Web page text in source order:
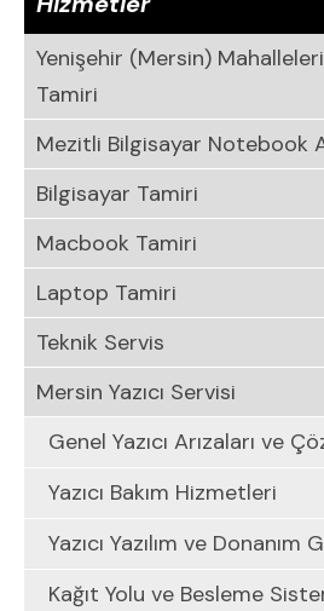
Yenişehir (Mersin)
Tamiri
Mezitli Bilgisayar Notebook
Bilgisayar Tamiri
Macbook Tamiri
Laptop Tamiri
Teknik Servis
Mersin Yazıcı Servisi
Genel Yazıcı Arızaları ve
Yazıcı Bakım Hizmetleri
Yazıcı Yazılım ve
Kağıt Yolu ve Besleme